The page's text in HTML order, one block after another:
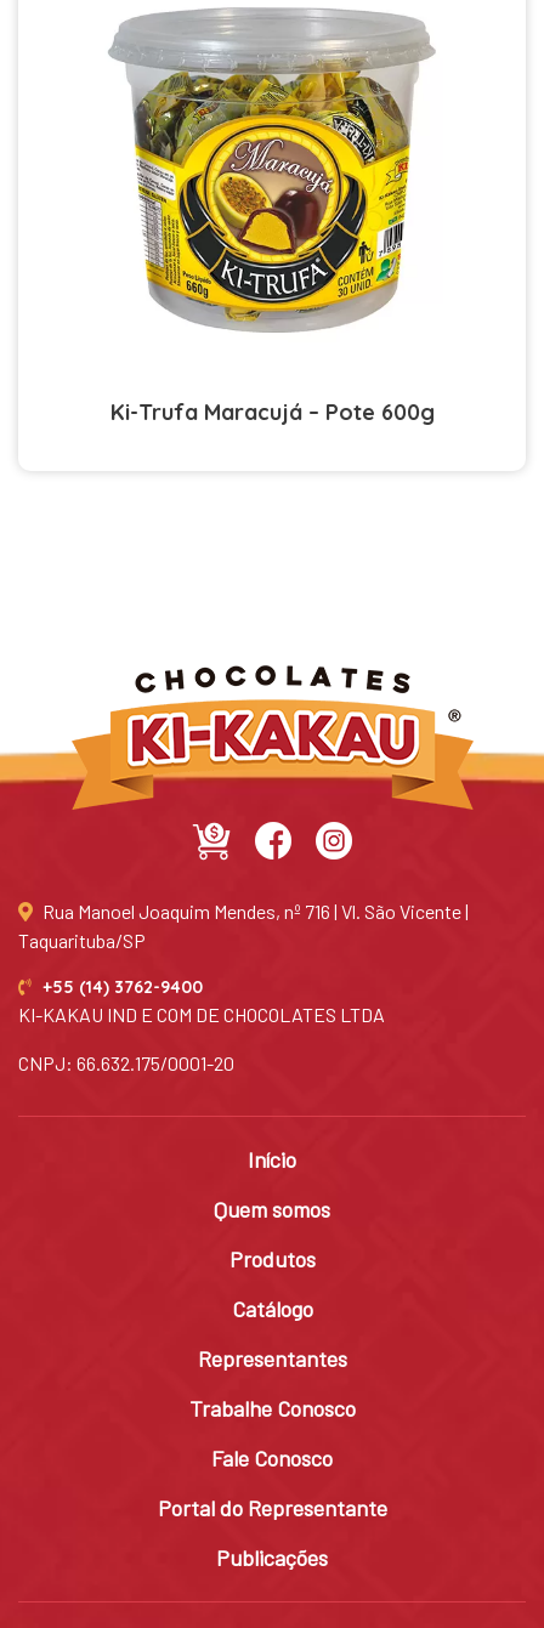
Ki-Trufa Maracujá – Pote 600g
Rua Manoel Joaquim Mendes, nº 716 | Vl. São Vicente |
Taquarituba/SP
+55 (14) 3762-9400
KI-KAKAU IND E COM DE CHOCOLATES LTDA
CNPJ: 66.632.175/0001-20
Início
Quem somos
Produtos
Catálogo
Representantes
Trabalhe Conosco
Fale Conosco
Portal do Representante
Publicações